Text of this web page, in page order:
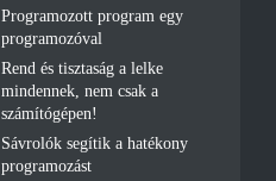
Programozott program egy
programozóval
Rend és tisztaság a lelke
mindennek, nem csak a
számítógépen!
Sávrolók segítik a hatékony
programozást